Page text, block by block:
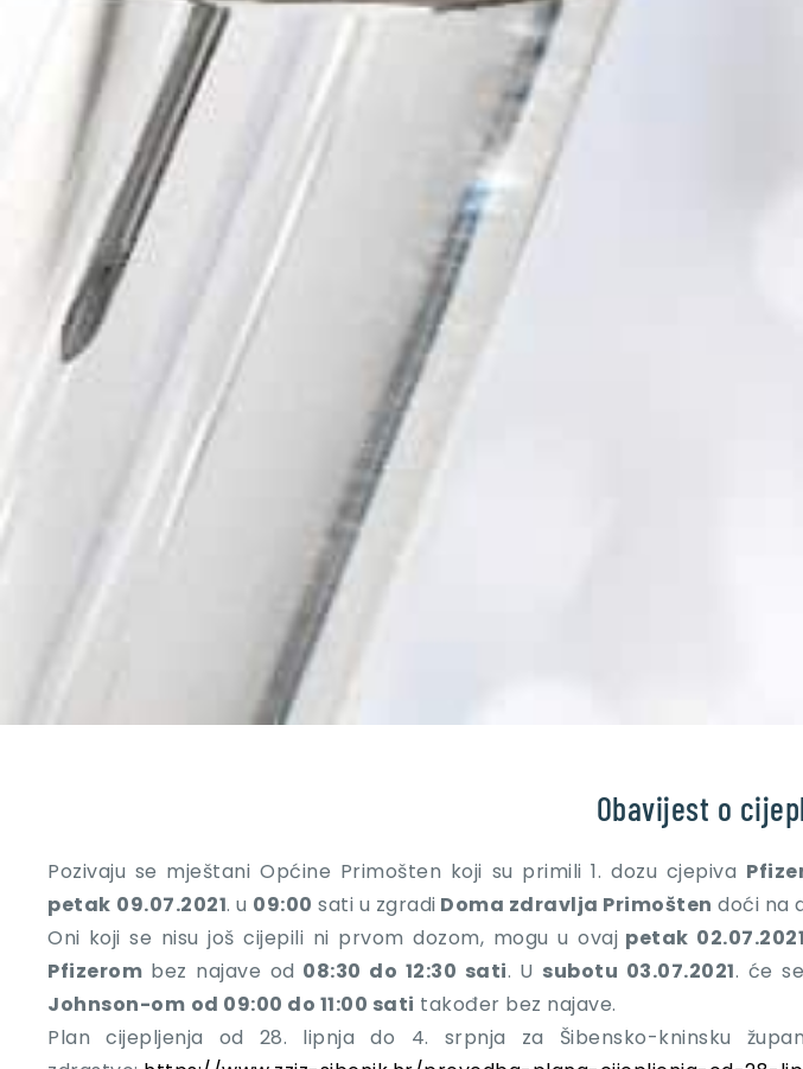
Obavijest o
Pozivaju se mještani Općine Primošten koji su primili 1. dozu cjepiva
petak 09.07.2021. u 09:00 sati u zgradi Doma zdravlja Primošten doći na
Oni koji se nisu još cijepili ni prvom dozom, mogu u ovaj petak
Pfizerom bez najave od 08:30 do 12:30 sati. U subotu 03.07.2021. će
Johnson-om od 09:00 do 11:00 sati također bez najave.
Plan cijepljenja od 28. lipnja do 4. srpnja za Šibensko-kninsku